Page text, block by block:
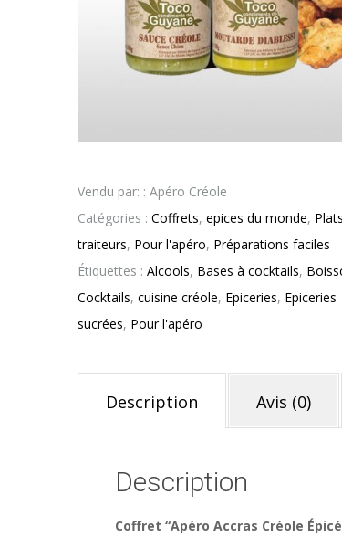
Vendu par: : Apéro Créole
Catégories : Coffrets, epices du monde, Plats
traiteurs, Pour l'apéro, Préparations faciles
Étiquettes : Alcools, Bases à cocktails,
Cocktails, cuisine créole, Epiceries, Epiceries
sucrées, Pour l'apéro
Description Avis (0)
Description
Coffret “Apéro Accras Créole